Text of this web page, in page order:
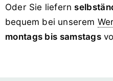
Oder Sie liefern
bequem bei unserem
montags bis samstags